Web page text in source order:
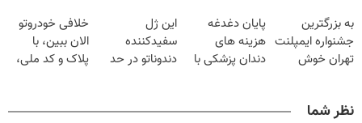
میلیون تومان!!!
(40%off)
درمانش کرد؟؟؟؟
به بزرگترین
جشنواره ایمپلنت
تهران خوش
پایان دغدغه
هزینه های
دندان پزشکی با
این ژل
سفیدکننده
دندوناتو در حد
(40%تخفیف)
خلافی خودروتو
الان ببین، با
پلاک و کد ملی،
نظر شما